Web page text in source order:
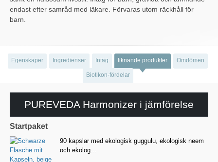
endast efter samråd med läkare. Förvaras utom räckhåll för
barn.
Egenskaper Ingredienser Intag liknande produkter Omdömen
Biotikon-fördelar
PUREVEDA Harmonizer i jämförelse
Startpaket
90 kapslar med ekologisk guggulu, ekologisk neem
och ekolog…